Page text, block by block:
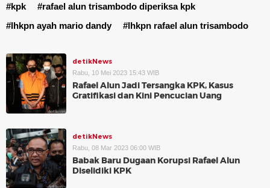
#kpk
#rafael alun trisambodo diperiksa kpk
#lhkpn ayah mario dandy
#lhkpn rafael alun trisambodo
detikNews
Rabu, 10 Mei 2023 15:43 WIB
Rafael Alun Jadi Tersangka KPK, Kasus
Gratifikasi dan Kini Pencucian Uang
detikNews
Rabu, 08 Mar 2023 06:00 WIB
Babak Baru Dugaan Korupsi Rafael Alun
Diselidiki KPK